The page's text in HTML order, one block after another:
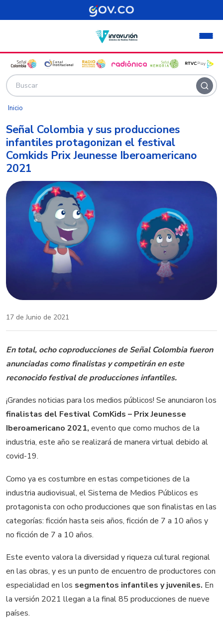
Pasar al contenido principal
Inicio
Señal Colombia y sus producciones
infantiles protagonizan el festival
Comkids Prix Jeunesse Iberoamericano
2021
17 de Junio de 2021
En total, ocho coproducciones de Señal Colombia fueron
anunciadas como finalistas y competirán en este
reconocido festival de producciones infantiles.
¡Grandes noticias para los medios públicos! Se anunciaron los
finalistas del Festival ComKids – Prix Jeunesse
Iberoamericano 2021, evento que como muchos de la
industria, este año se realizará de manera virtual debido al
covid-19.
Como ya es costumbre en estas competiciones de la
industria audiovisual, el Sistema de Medios Públicos es
protagonista con ocho producciones que son finalistas en las
categorías: ficción hasta seis años, ficción de 7 a 10 años y
no ficción de 7 a 10 años.
Este evento valora la diversidad y riqueza cultural regional
en las obras, y es un punto de encuentro de productores con
especialidad en los segmentos infantiles y juveniles. En
la versión 2021 llegan a la final 85 producciones de nueve
países.